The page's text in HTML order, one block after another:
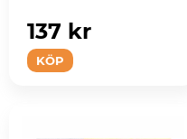
KÖP
137 kr